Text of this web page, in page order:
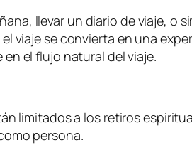
llevar un diario de viaje, o
viaje se convierta en una
el flujo natural del viaje.
limitados a los retiros
persona.